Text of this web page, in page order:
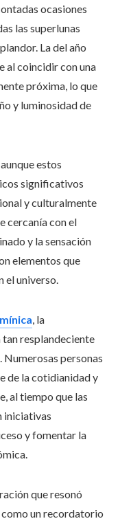
ocasiones
las superlunas
La del año
al coincidir con una
próxima, lo que
y luminosidad de
estos
significativos
y culturalmente
cercanía con el
y la sensación
elementos que
el universo.
, la
resplandeciente
personas
de la cotidianidad y
al tiempo que las
iniciativas
y fomentar la
que resonó
un recordatorio